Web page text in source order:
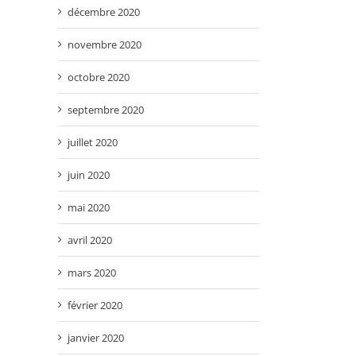
décembre 2020
novembre 2020
octobre 2020
septembre 2020
juillet 2020
juin 2020
mai 2020
avril 2020
mars 2020
février 2020
janvier 2020